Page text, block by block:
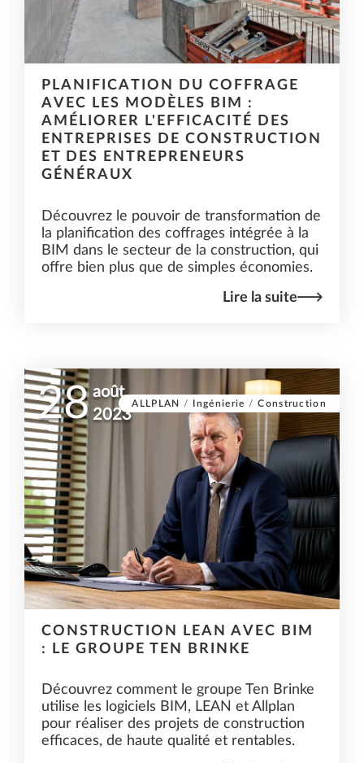
PLANIFICATION DU COFFRAGE
AVEC LES MODÈLES BIM :
AMÉLIORER L'EFFICACITÉ DES
ENTREPRISES DE CONSTRUCTION
ET DES ENTREPRENEURS
GÉNÉRAUX
Découvrez le pouvoir de transformation de
la planification des coffrages intégrée à la
BIM dans le secteur de la construction, qui
offre bien plus que de simples économies.
Lire la suite
28 août
2023
ALLPLAN / Ingénierie /Construction
CONSTRUCTION LEAN AVEC BIM
: LE GROUPE TEN BRINKE
Découvrez comment le groupe Ten Brinke
utilise les logiciels BIM, LEAN et Allplan
pour réaliser des projets de construction
efficaces, de haute qualité et rentables.